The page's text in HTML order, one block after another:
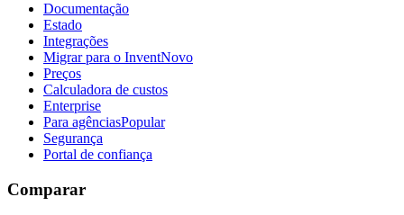
Documentação
Estado
Integrações
Migrar para o InventNovo
Preços
Calculadora de custos
Enterprise
Para agênciasPopular
Segurança
Portal de confiança
Comparar